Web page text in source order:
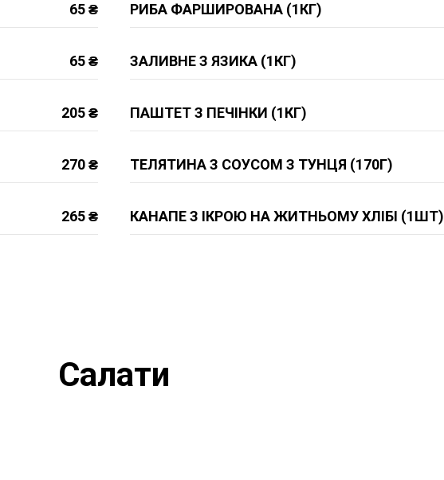
65 ₴
65 ₴
205 ₴
270 ₴
265 ₴
РИБА ФАРШИРОВАНА (1КГ)
ЗАЛИВНЕ З ЯЗИКА (1КГ)
ПАШТЕТ З ПЕЧІНКИ (1КГ)
ТЕЛЯТИНА З СОУСОМ З ТУНЦЯ (170Г)
КАНАПЕ З ІКРОЮ НА ЖИТНЬОМУ ХЛІБІ (1ШТ)
Салати